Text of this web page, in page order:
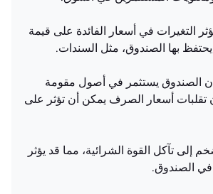
التغيرات في أسعار الفائدة على قيمة
بها الصندوق، مثل السندات.
كان الصندوق يستثمر في أصول مقومة
تقلبات أسعار الصرف يمكن أن تؤثر على
إلى تآكل القوة الشرائية، مما قد يؤثر
الصندوق.